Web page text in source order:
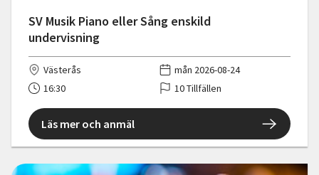
SV Musik Piano eller Sång enskild
undervisning
Västerås
mån 2026-08-24
16:30
10 Tillfällen
Läs mer och anmäl